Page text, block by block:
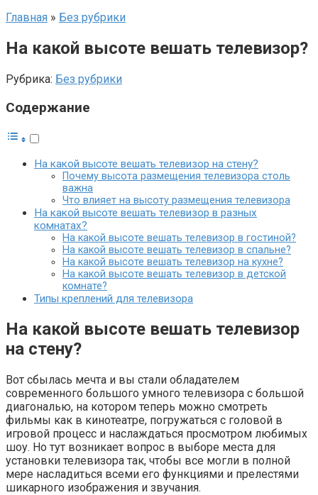
Главная » Без рубрики
На какой высоте вешать телевизор?
Рубрика: Без рубрики
Содержание
На какой высоте вешать телевизор на стену?
Почему высота размещения телевизора столь
важна
Что влияет на высоту размещения телевизора
На какой высоте вешать телевизор в разных
комнатах?
На какой высоте вешать телевизор в гостиной?
На какой высоте вешать телевизор в спальне?
На какой высоте вешать телевизор на кухне?
На какой высоте вешать телевизор в детской
комнате?
Типы креплений для телевизора
На какой высоте вешать телевизор
на стену?
Вот сбылась мечта и вы стали обладателем
современного большого умного телевизора с большой
диагональю, на котором теперь можно смотреть
фильмы как в кинотеатре, погружаться с головой в
игровой процесс и наслаждаться просмотром любимых
шоу. Но тут возникает вопрос в выборе места для
установки телевизора так, чтобы все могли в полной
мере насладиться всеми его функциями и прелестями
шикарного изображения и звучания.